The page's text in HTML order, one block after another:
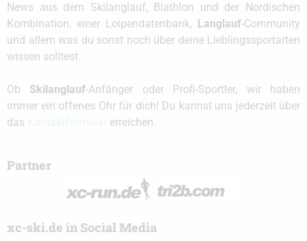
News aus dem Skilanglauf, Biathlon und der Nordischen
Kombination, einer Loipendatenbank,
Langlauf-Community
und allem was du sonst noch über deine Lieblingssportarten
wissen solltest.
Ob Skilanglauf-Anfänger oder Profi-Sportler, wir haben
immer ein offenes Ohr für dich! Du kannst uns jederzeit über
das
erreichen.
Partner
xc-ski.de in Social Media